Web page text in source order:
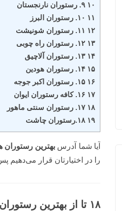
۱۰ ۹. رستوران نارنجستان
۱۱ ۱۰. رستوران البرز
۱۲ ۱۱. رستوران شونیشت
۱۳ ۱۲. رستوران راه چوبی
۱۴ ۱۳. رستوران آلاچیق
۱۵ ۱۴. رستوران هودین
۱۶ ۱۵. رستوران اکبر جوجه
۱۷ ۱۶. کافه رستوران ایوان
۱۸ ۱۷. رستوران سنتی ماهور
۱۹ ۱۸.رستوران چاشت
آیا شما آدرس بهترین رستوران
را در اختیارتان قرار می‌دهیم
۱۸ تا از بهترین رستوران های محمودآباد